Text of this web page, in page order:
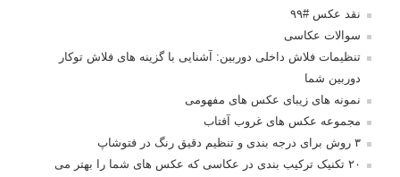
نقد عکس #۹۹
سوالات عکاسی
تنظیمات فلاش داخلی دوربین: آشنایی با گزینه های فلاش توکار
دوربین شما
نمونه های زیبای عکس های مفهومی
مجموعه عکس های غروب آفتاب
۳ روش برای درجه بندی و تنظیم دقیق رنگ در فتوشاپ
۲۰ تکنیک ترکیب بندی در عکاسی که عکس های شما را بهتر می